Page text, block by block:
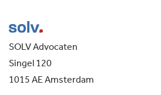
SOLV Advocaten
Singel 120
1015 AE Amsterdam